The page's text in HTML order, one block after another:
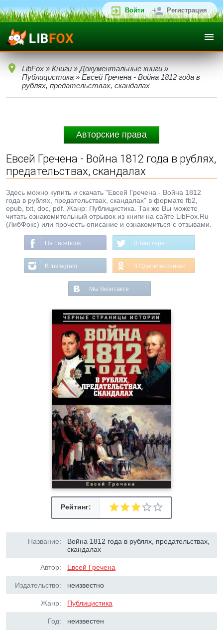
Войти Регистрация
LibFox » Книги » Документальные книги »
Публицистика » Евсей Гречена - Война 1812 года в
рублях, предательствах, скандалах
Авторские права
Евсей Гречена - Война 1812 года в рублях,
предательствах, скандалах
Здесь можно купить и скачать "Евсей Гречена - Война 1812
года в рублях, предательствах, скандалах" в формате fb2,
epub, txt, doc, pdf. Жанр: Публицистика. Так же Вы можете
читать ознакомительный отрывок из книги на сайте LibFox.Ru
(ЛибФокс) или прочесть описание и ознакомиться с отзывами.
На Facebook В Твиттере
В Instagram В Одноклассниках
Мы Вконтакте
Рейтинг:
Название:
Война 1812 года в рублях, предательствах,
скандалах
Автор: Евсей Гречена
Издательство: неизвестно
Жанр: Публицистика
Год: неизвестен